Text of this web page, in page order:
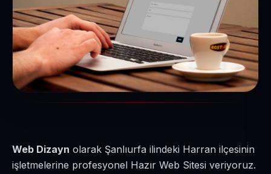
Web Dizayn olarak Şanlıurfa ilindeki Harran ilçesinin
işletmelerine profesyonel Hazır Web Sitesi veriyoruz.